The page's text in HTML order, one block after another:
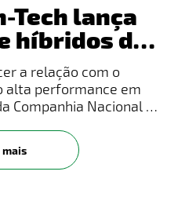
Tech lança
híbridos de
a relação com o
alta performance em
Companhia Nacional de
um recorde na
milho, soja
mais